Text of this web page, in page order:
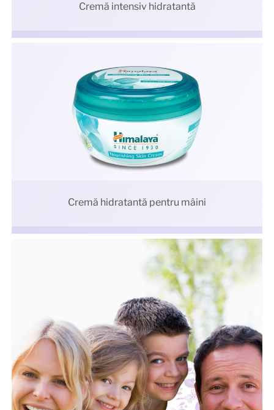
Cremă intensiv hidratantă
Cremă hidratantă pentru mâini